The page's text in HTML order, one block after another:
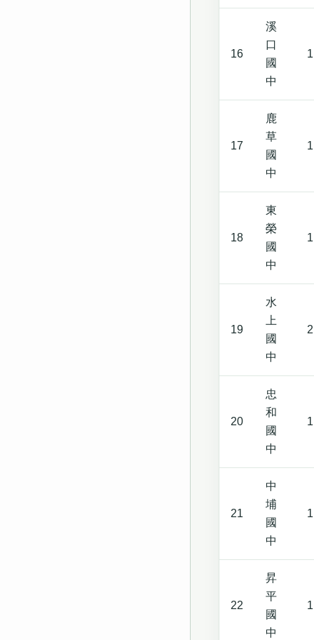
16
溪
口
國
中
1
17
鹿
草
國
中
1
18
東
榮
國
中
1
19
水
上
國
中
2
20
忠
和
國
中
1
21
中
埔
國
中
1
22
昇
平
國
中
1